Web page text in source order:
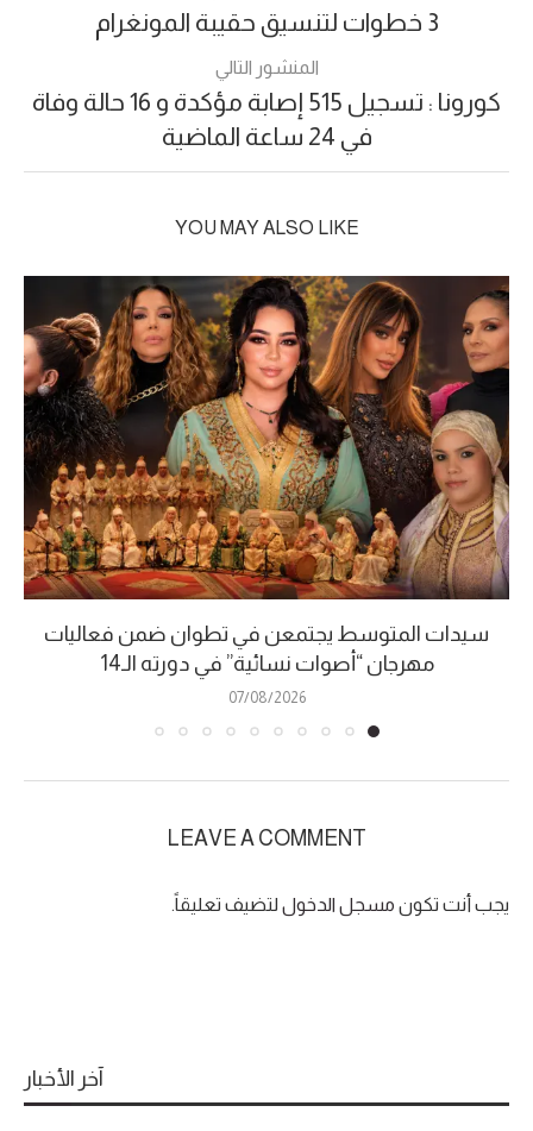
3 خطوات لتنسيق حقيبة المونغرام
المنشور التالي
كورونا : تسجيل 515 إصابة مؤكدة و 16 حالة وفاة
في 24 ساعة الماضية
YOU MAY ALSO LIKE
سيدات المتوسط يجتمعن في تطوان ضمن فعاليات
مهرجان “أصوات نسائية” في دورته الـ14
07/08/2026
LEAVE A COMMENT
يجب أنت تكون مسجل الدخول لتضيف تعليقاً.
آخر الأخبار